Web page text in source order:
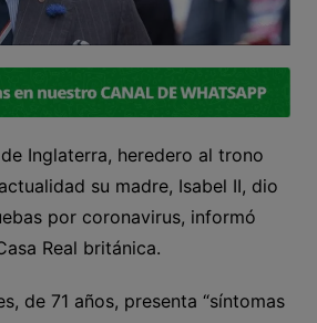
Inglaterra, heredero al trono
su madre, Isabel II, dio
por coronavirus, informó
Real británica.
de 71 años, presenta “síntomas